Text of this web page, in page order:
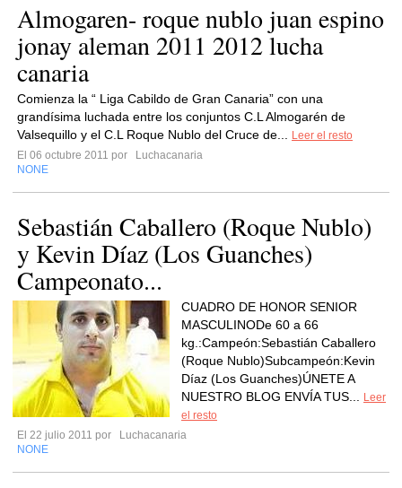
Almogaren- roque nublo juan espino
jonay aleman 2011 2012 lucha
canaria
Comienza la “ Liga Cabildo de Gran Canaria” con una
grandísima luchada entre los conjuntos C.L Almogarén de
Valsequillo y el C.L Roque Nublo del Cruce de...
Leer el resto
El 06 octubre 2011 por
Luchacanaria
NONE
Sebastián Caballero (Roque Nublo)
y Kevin Díaz (Los Guanches)
Campeonato...
CUADRO DE HONOR SENIOR
MASCULINODe 60 a 66
kg.:Campeón:Sebastián Caballero
(Roque Nublo)Subcampeón:Kevin
Díaz (Los Guanches)ÚNETE A
NUESTRO BLOG ENVÍA TUS...
Leer
el resto
El 22 julio 2011 por
Luchacanaria
NONE